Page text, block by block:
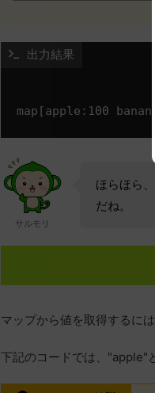
出力結果
サルモリ
ほらほら
だね。
マップから値を取得するに
下記のコードでは、"apple"